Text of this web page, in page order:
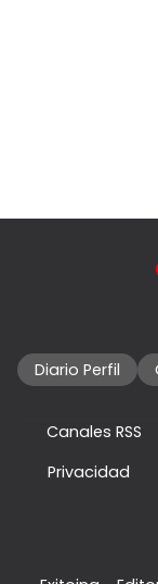
Diario Perfil
Canales RSS
Privacidad